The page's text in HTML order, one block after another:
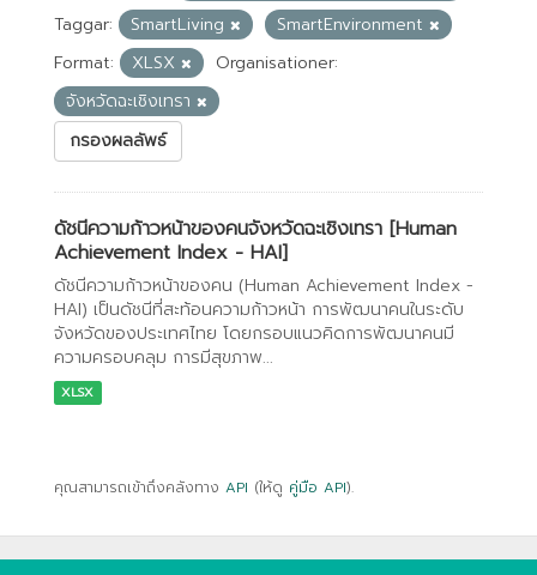
Taggar:
SmartLiving
SmartEnvironment
Format:
XLSX
Organisationer:
จังหวัดฉะเชิงเทรา
กรองผลลัพธ์
ดัชนีความก้าวหน้าของคนจังหวัดฉะเชิงเทรา [Human
Achievement Index - HAI]
ดัชนีความก้าวหน้าของคน (Human Achievement Index -
HAI) เป็นดัชนีที่สะท้อนความก้าวหน้า การพัฒนาคนในระดับ
จังหวัดของประเทศไทย โดยกรอบแนวคิดการพัฒนาคนมี
ความครอบคลุม การมีสุขภาพ...
XLSX
คุณสามารถเข้าถึงคลังทาง API (ให้ดู คู่มือ API).